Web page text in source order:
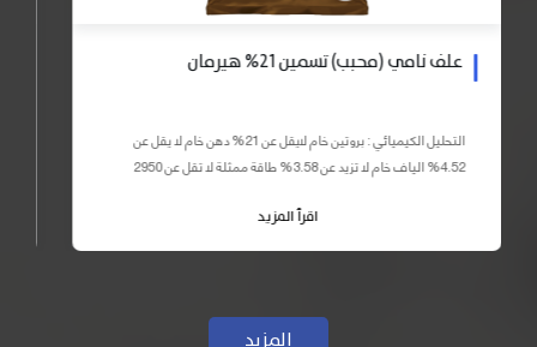
علف نامي (محبب) تسمين 21% هيرمان
التحليل الكيميائي : بروتين خام لايقل عن 21% دهن خام لا يقل عن
4.52% الياف خام لا تزيد عن 3.58% طاقة ممثلة لا تقل عن 2950
اقرأ المزيد
المزيد